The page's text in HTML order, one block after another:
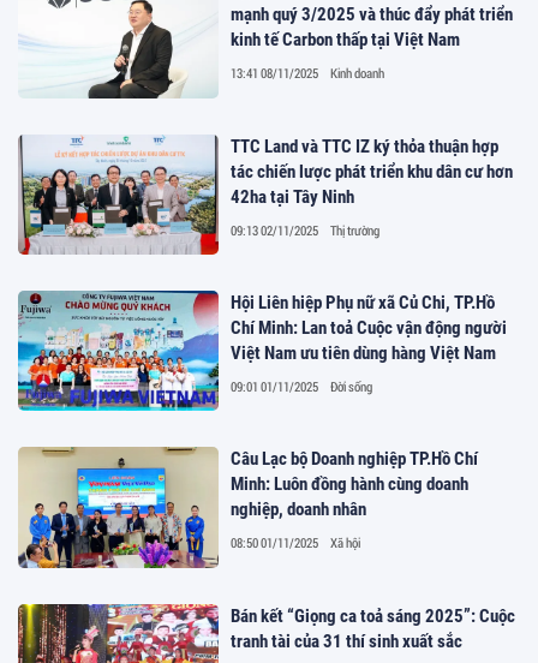
mạnh quý 3/2025 và thúc đẩy phát triển
kinh tế Carbon thấp tại Việt Nam
13:41 08/11/2025 Kinh doanh
TTC Land và TTC IZ ký thỏa thuận hợp
tác chiến lược phát triển khu dân cư hơn
42ha tại Tây Ninh
09:13 02/11/2025 Thị trường
Hội Liên hiệp Phụ nữ xã Củ Chi, TP.Hồ
Chí Minh: Lan toả Cuộc vận động người
Việt Nam ưu tiên dùng hàng Việt Nam
09:01 01/11/2025 Đời sống
Câu Lạc bộ Doanh nghiệp TP.Hồ Chí
Minh: Luôn đồng hành cùng doanh
nghiệp, doanh nhân
08:50 01/11/2025 Xã hội
Bán kết “Giọng ca toả sáng 2025”: Cuộc
tranh tài của 31 thí sinh xuất sắc